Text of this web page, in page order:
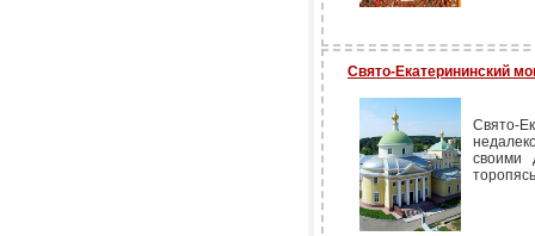
Свято-Екатерининский
Свято-
своими